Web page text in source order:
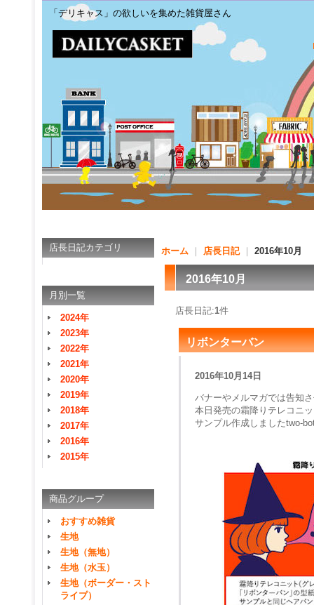
「デリキャス」の欲しいを集めた雑貨屋さん
店長日記カテゴリ
月別一覧
2024年
2023年
2022年
2021年
2020年
2019年
2018年
2017年
2016年
2015年
商品グループ
おすすめ雑貨
生地
生地（無地）
生地（水玉）
生地（ボーダー・スト
ライプ）
ホーム 店長日記｜ 2016年10月
2016年10月
店長日記:1件
リボンターバン
2016年10月14日
バナーやメルマガでは告知
本日発売の霜降りテレコニ
サンプル作成しましたtwo-